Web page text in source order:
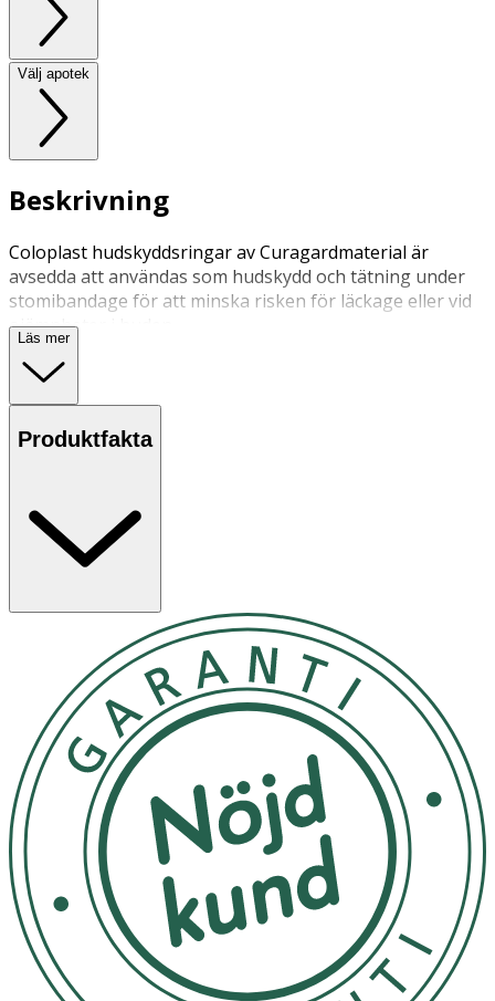
Välj apotek
Beskrivning
Coloplast hudskyddsringar av Curagardmaterial är
avsedda att användas som hudskydd och tätning under
stomibandage för att minska risken för läckage eller vid
ojämnheter i huden.
Läs mer
Produktfakta